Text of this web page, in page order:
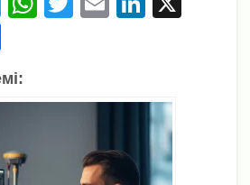
gr
m
dI
n
о
ді
и